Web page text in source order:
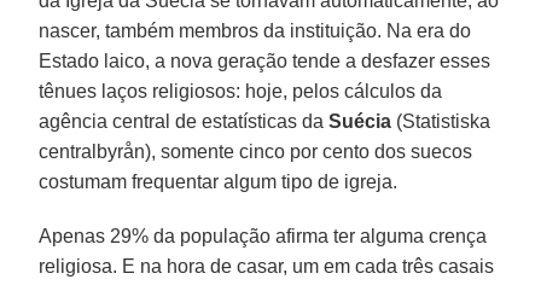
nascer, também membros da instituição. Na era do
Estado laico, a nova geração tende a desfazer esses
tênues laços religiosos: hoje, pelos cálculos da
agência central de estatísticas daSuécia (Statistiska
centralbyrån), somente cinco por cento dos suecos
costumam frequentar algum tipo de igreja.
Apenas 29% da população afirma ter alguma crença
religiosa. E na hora de casar, um em cada três casais